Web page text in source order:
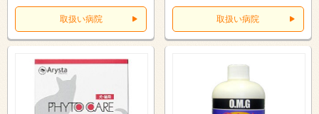
取扱い病院 取扱い病院